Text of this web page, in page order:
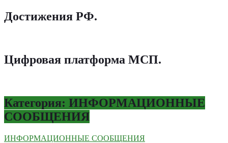
Достижения РФ.
Цифровая платформа МСП.
Категория: ИНФОРМАЦИОННЫЕ
СООБЩЕНИЯ
ИНФОРМАЦИОННЫЕ СООБЩЕНИЯ